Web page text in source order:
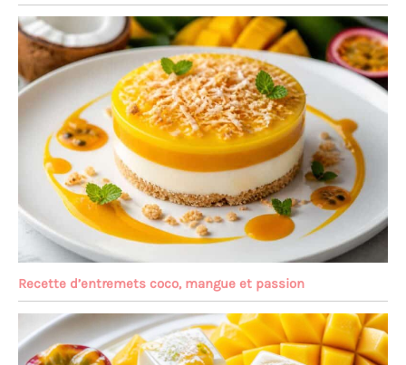
Recette d’entremets coco, mangue et passion